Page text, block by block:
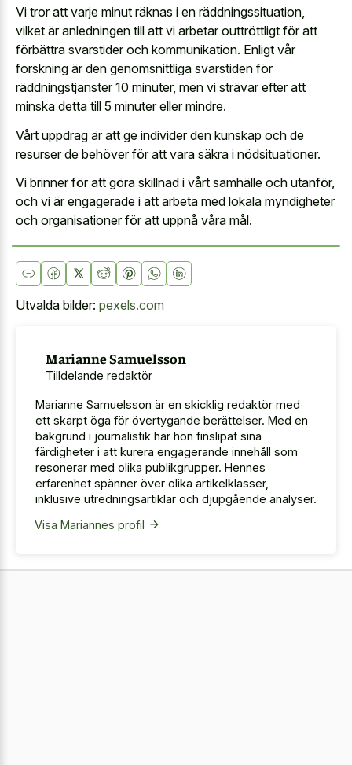
Vi tror att varje minut räknas i en räddningssituation,
vilket är anledningen till att vi arbetar outtröttligt för att
förbättra svarstider och kommunikation. Enligt vår
forskning är den genomsnittliga svarstiden för
räddningstjänster 10 minuter, men vi strävar efter att
minska detta till 5 minuter eller mindre.
Vårt uppdrag är att ge individer den kunskap och de
resurser de behöver för att vara säkra i nödsituationer.
Vi brinner för att göra skillnad i vårt samhälle och utanför,
och vi är engagerade i att arbeta med lokala myndigheter
och organisationer för att uppnå våra mål.
Utvalda bilder: pexels.com
Marianne Samuelsson
Tilldelande redaktör
Marianne Samuelsson är en skicklig redaktör med
ett skarpt öga för övertygande berättelser. Med en
bakgrund i journalistik har hon finslipat sina
färdigheter i att kurera engagerande innehåll som
resonerar med olika publikgrupper. Hennes
erfarenhet spänner över olika artikelklasser,
inklusive utredningsartiklar och djupgående analyser.
Visa Mariannes profil